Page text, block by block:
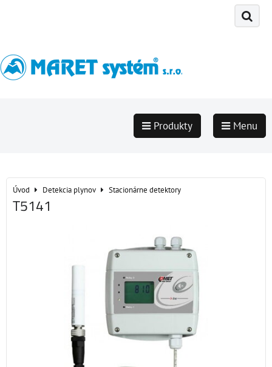
Produkty Menu
Úvod Detekcia plynov Stacionárne detektory
T5141